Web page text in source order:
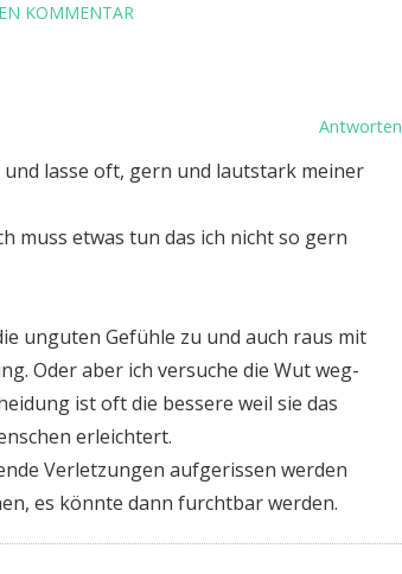
KOMMENTAR
Antworten
lasse oft, gern und lautstark meiner
muss etwas tun das ich nicht so gern
unguten Gefühle zu und auch raus mit
Oder aber ich versuche die Wut weg-
ist oft die bessere weil sie das
erleichtert.
Verletzungen aufgerissen werden
es könnte dann furchtbar werden.